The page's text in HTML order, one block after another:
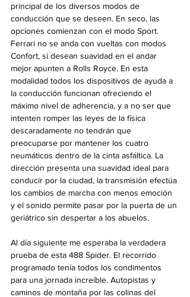
principal de los diversos modos de
conducción que se deseen. En seco, las
opciones comienzan con el modo Sport.
Ferrari no se anda con vueltas con modos
Confort, si desean suavidad en el andar
mejor apunten a Rolls Royce. En esta
modalidad todos los dispositivos de ayuda a
la conducción funcionan ofreciendo el
máximo nivel de adherencia, y a no ser que
intenten romper las leyes de la física
descaradamente no tendrán que
preocuparse por mantener los cuatro
neumáticos dentro de la cinta asfáltica. La
dirección presenta una suavidad ideal para
conducir por la ciudad, la transmisión efectúa
los cambios de marcha con menos emoción
y el sonido permite pasar por la puerta de un
geriátrico sin despertar a los abuelos.
Al día siguiente me esperaba la verdadera
prueba de esta 488 Spider. El recorrido
programado tenía todos los condimentos
para una jornada increíble. Autopistas y
caminos de montaña por las colinas del